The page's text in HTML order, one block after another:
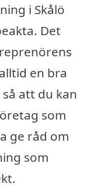
i Skålö
Det
en bra
att du kan
som
ge råd om
som